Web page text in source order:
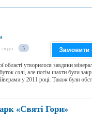
сюди 5 Замовити
області утворилося завдяки
солі, але потім шахти були
у 2011 році. Також були
«Святі Гори»